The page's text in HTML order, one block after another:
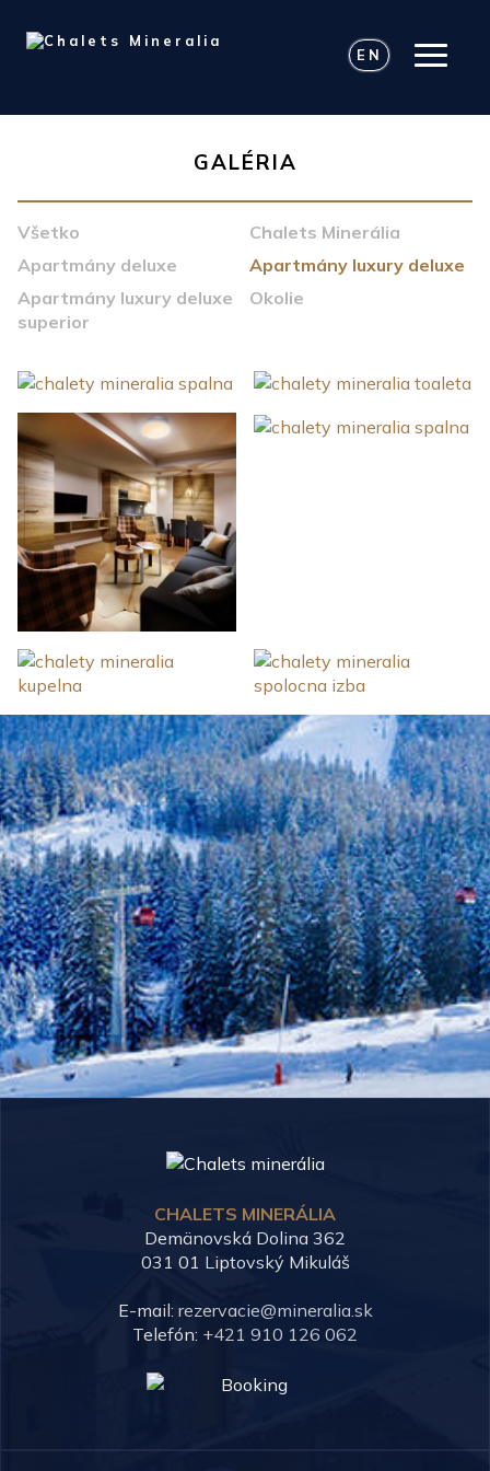
EN
GALÉRIA
Všetko
Chalets Minerália
Apartmány deluxe
Apartmány luxury deluxe
Apartmány luxury deluxe
superior
Okolie
CHALETS MINERÁLIA
Demänovská Dolina 362
031 01 Liptovský Mikuláš
E-mail:
Telefón: +421 910 126 062